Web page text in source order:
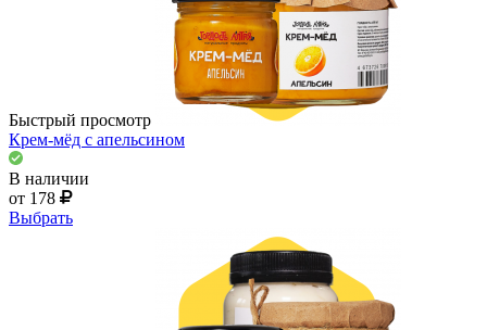
Быстрый просмотр
Крем-мёд с апельсином
В наличии
от 178
Выбрать